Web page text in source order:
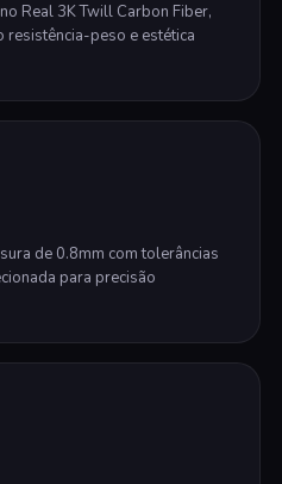
Real 3K Twill Carbon Fiber,
resistência-peso e estética
de 0.8mm com tolerâncias
para precisão